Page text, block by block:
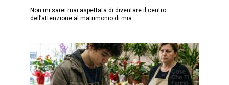
Non mi sarei mai aspettata di diventare il centro
dell’attenzione al matrimonio di mia